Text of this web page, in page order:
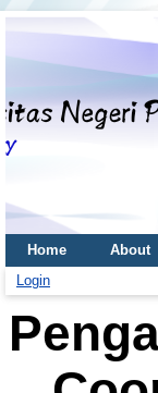
Home About
Login